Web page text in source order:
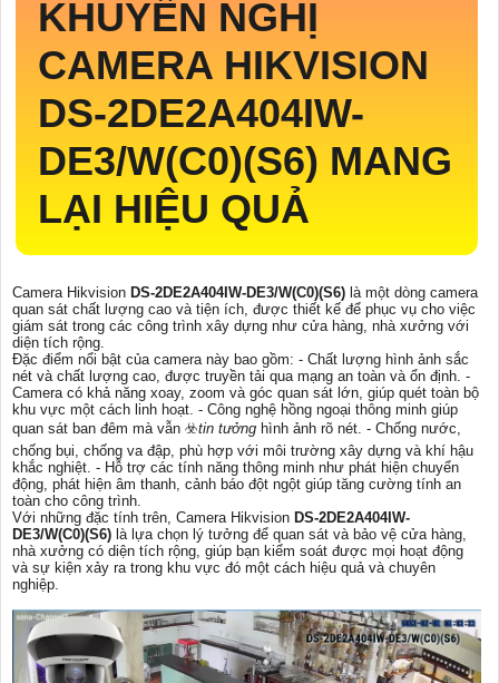
KHUYẾN NGHỊ
CAMERA HIKVISION
DS-2DE2A404IW-
DE3/W(C0)(S6) MANG
LẠI HIỆU QUẢ
Camera Hikvision DS-2DE2A404IW-DE3/W(C0)(S6) là một dòng camera
quan sát chất lượng cao và tiện ích, được thiết kế để phục vụ cho việc
giám sát trong các công trình xây dựng như cửa hàng, nhà xưởng với
diện tích rộng.
Đặc điểm nổi bật của camera này bao gồm: - Chất lượng hình ảnh sắc
nét và chất lượng cao, được truyền tải qua mạng an toàn và ổn định. -
Camera có khả năng xoay, zoom và góc quan sát lớn, giúp quét toàn bộ
khu vực một cách linh hoạt. - Công nghệ hồng ngoại thông minh giúp
quan sát ban đêm mà vẫn ☣️tin tưởng hình ảnh rõ nét. - Chống nước,
chống bụi, chống va đập, phù hợp với môi trường xây dựng và khí hậu
khắc nghiệt. - Hỗ trợ các tính năng thông minh như phát hiện chuyển
động, phát hiện âm thanh, cảnh báo đột ngột giúp tăng cường tính an
toàn cho công trình.
Với những đặc tính trên, Camera Hikvision DS-2DE2A404IW-
DE3/W(C0)(S6) là lựa chọn lý tưởng để quan sát và bảo vệ cửa hàng,
nhà xưởng có diện tích rộng, giúp bạn kiểm soát được mọi hoạt động
và sự kiện xảy ra trong khu vực đó một cách hiệu quả và chuyên
nghiệp.